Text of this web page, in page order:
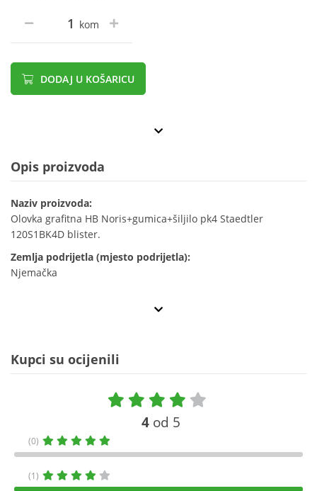
kom
DODAJ U KOŠARICU
Opis proizvoda
Naziv proizvoda:
Olovka grafitna HB Noris+gumica+šiljilo pk4 Staedtler
120S1BK4D blister.
Zemlja podrijetla (mjesto podrijetla):
Njemačka
Kupci su ocijenili
4 od 5
(0)
(1)